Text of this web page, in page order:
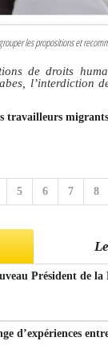
les propositions et
de droits
l’interdiction
travailleurs
5 6 7 8
Président de
d’expériences